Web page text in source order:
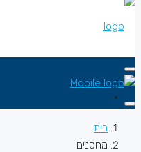
בית
מחסנים